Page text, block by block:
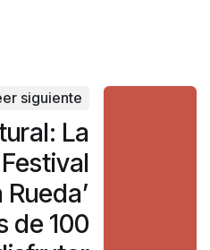
siguiente
La
de 100